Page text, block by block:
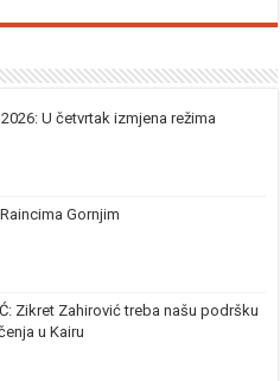
U četvrtak izmjena režima
Gornjim
Zikret Zahirović treba našu podršku
u Kairu